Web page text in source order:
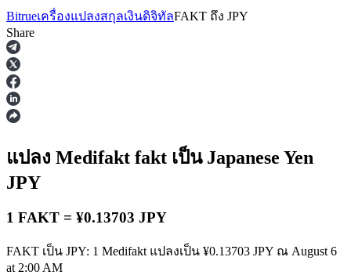
ฟิวเจอร์ส
Bitrueเครื่องแปลงสกุลเงินดิจิทัลFAKT ถึง JPY
Share
แปลง Medifakt fakt เป็น Japanese Yen
JPY
1 FAKT = ¥0.13703 JPY
FAKT เป็น JPY: 1 Medifakt แปลงเป็น ¥0.13703 JPY ณ August 6
at 2:00 AM